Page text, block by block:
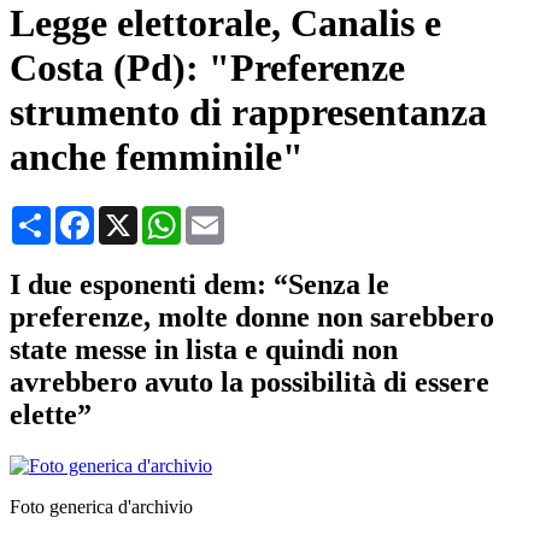
Legge elettorale, Canalis e
Costa (Pd): "Preferenze
strumento di rappresentanza
anche femminile"
CondividiFacebook
X WhatsApp
I due esponenti dem: “Senza le
preferenze, molte donne non sarebbero
state messe in lista e quindi non
avrebbero avuto la possibilità di essere
elette”
Foto generica d'archivio